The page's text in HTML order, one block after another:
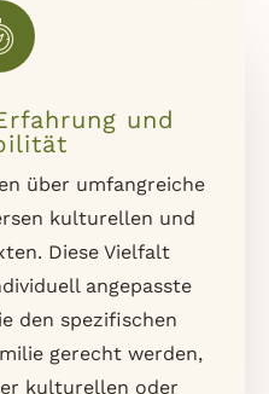
und
über umfangreiche
kulturellen und
Diese Vielfalt
angepasste
den spezifischen
gerecht werden,
kulturellen oder